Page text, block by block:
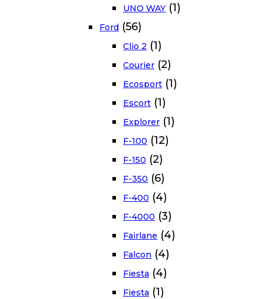
UNO WAY (1)
Ford (56)
Clio 2 (1)
Courier (2)
Ecosport (1)
Escort (1)
Explorer (1)
F-100 (12)
F-150 (2)
F-350 (6)
F-400 (4)
F-4000 (3)
Fairlane (4)
Falcon (4)
Fiesta (4)
Fiesta (1)